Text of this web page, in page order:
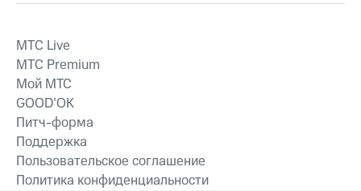
MTС Live
MTС Premium
Мой МТС
GOOD’OK
Питч-форма
Поддержка
Пользовательское соглашение
Политика конфиденциальности